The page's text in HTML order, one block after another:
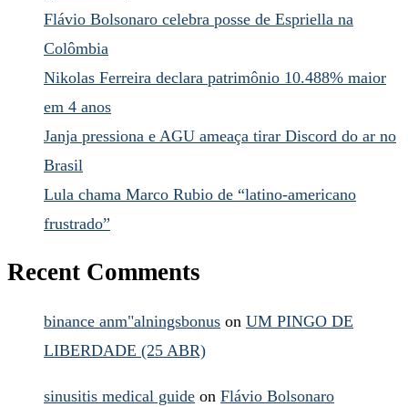
Flávio Bolsonaro celebra posse de Espriella na
Colômbia
Nikolas Ferreira declara patrimônio 10.488% maior
em 4 anos
Janja pressiona e AGU ameaça tirar Discord do ar no
Brasil
Lula chama Marco Rubio de “latino-americano
frustrado”
Recent Comments
binance anm"alningsbonus on UM PINGO DE
LIBERDADE (25 ABR)
sinusitis medical guide on Flávio Bolsonaro